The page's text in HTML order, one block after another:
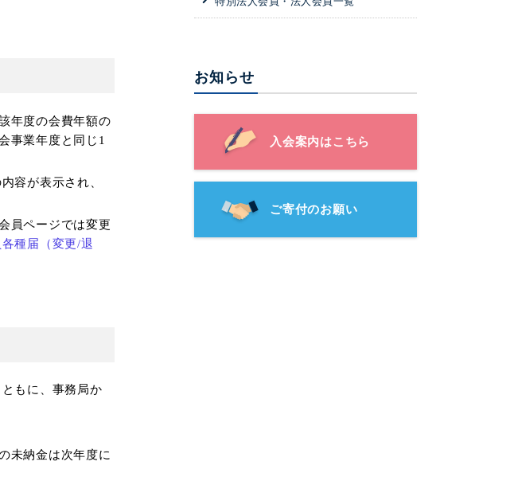
年度の会費年額の
事業年度と同じ1
容が表示され、
員ページでは変更
種届（変更/退
もに、事務局か
未納金は次年度に
お知らせ
入会案内はこちら
ご寄付のお願い